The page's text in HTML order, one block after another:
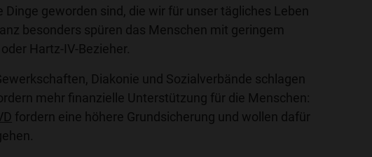
Dinge geworden sind, die wir für unser tägliches Leben
besonders spüren das Menschen mit geringem
Hartz-IV-Bezieher.
Diakonie und Sozialverbände schlagen
mehr finanzielle Unterstützung für die Menschen:
fordern eine höhere Grundsicherung und wollen dafür